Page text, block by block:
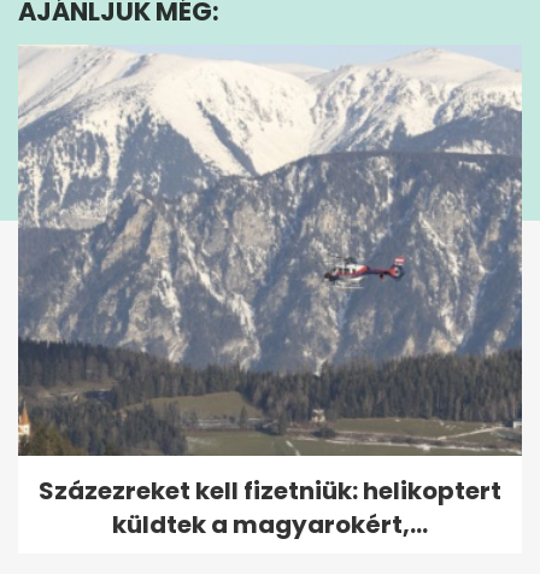
AJÁNLJUK MÉG:
Százezreket kell fizetniük: helikoptert
küldtek a magyarokért,...